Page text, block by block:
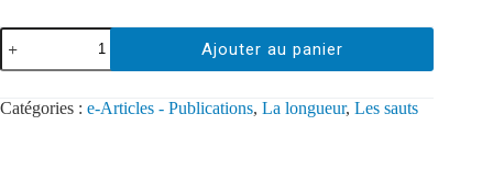
Ajouter au panier
Catégories : e-Articles - Publications, La longueur, Les sauts